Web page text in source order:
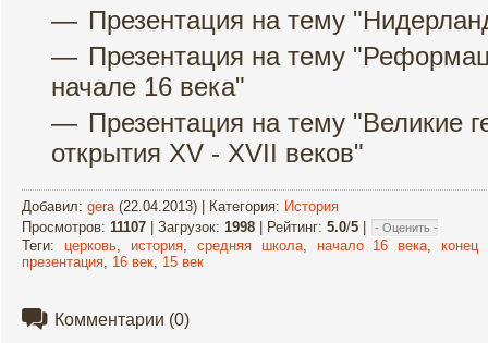
Презентация на тему
Презентация на тему
начале 16 века"
Презентация на тему "Великие
открытия XV - XVII веков"
Добавил: gera (22.04.2013) | Категория: История
Просмотров: 11107 | Загрузок: 1998 | Рейтинг: 5.0/5 |
Теги: церковь, история, средняя школа, начало 16 века ,конец
презентация 16 век 15 век
Комментарии (0)